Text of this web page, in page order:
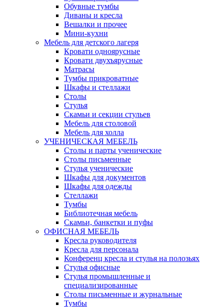
Обувные тумбы
Диваны и кресла
Вешалки и прочее
Мини-кухни
Мебель для детского лагеря
Кровати одноярусные
Кровати двухъярусные
Матрасы
Тумбы прикроватные
Шкафы и стеллажи
Столы
Стулья
Скамьи и секции стульев
Мебель для столовой
Мебель для холла
УЧЕНИЧЕСКАЯ МЕБЕЛЬ
Столы и парты ученические
Столы письменные
Стулья ученические
Шкафы для документов
Шкафы для одежды
Стеллажи
Тумбы
Библиотечная мебель
Скамьи, банкетки и пуфы
ОФИСНАЯ МЕБЕЛЬ
Кресла руководителя
Кресла для персонала
Конференц кресла и стулья на полозьях
Стулья офисные
Стулья промышленные и
специализированные
Столы письменные и журнальные
Тумбы